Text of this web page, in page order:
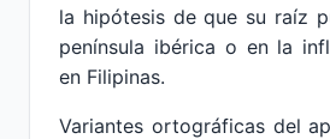
la hipótesis de que su raíz
península ibérica o en la
en Filipinas.
Variantes ortográficas del